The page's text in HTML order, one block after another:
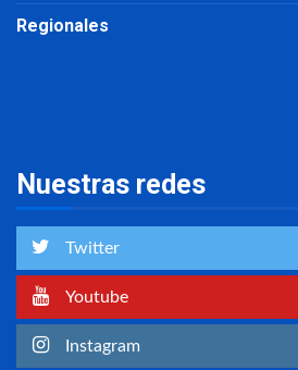
Regionales
Nuestras redes
Twitter
Youtube
Instagram